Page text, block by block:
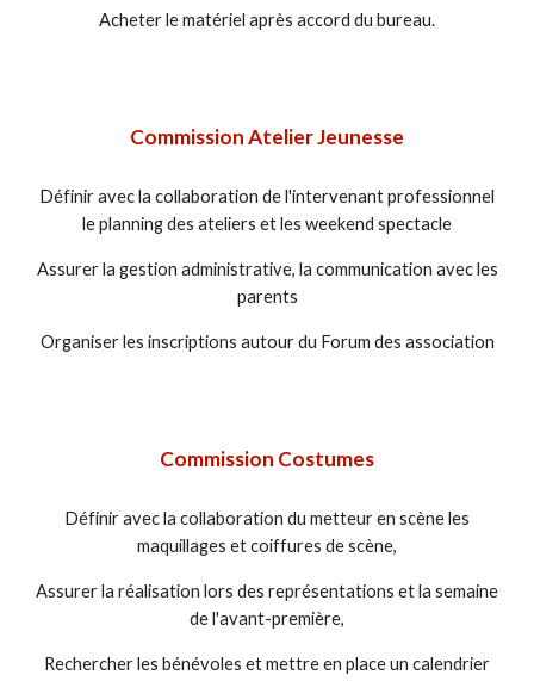
Acheter le matériel après accord du bureau.
Commission Atelier Jeunesse
Définir avec la collaboration de l'intervenant professionnel
le planning des ateliers et les weekend spectacle
Assurer la gestion administrative, la communication avec les
parents
Organiser les inscriptions autour du Forum des association
Commission Costumes
Définir avec la collaboration du metteur en scène les
maquillages et coiffures de scène,
Assurer la réalisation lors des représentations et la semaine
de l'avant-première,
Rechercher les bénévoles et mettre en place un calendrier